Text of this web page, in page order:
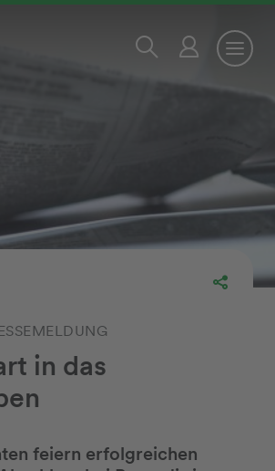
in das
feiern erfolgreichen